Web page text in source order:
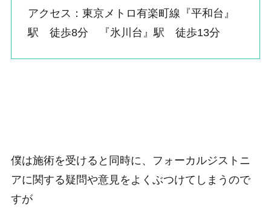
アクセス：東京メトロ有楽町線『平和台』
駅 徒歩8分 『氷川台』駅 徒歩13分
僕は施術を受けると同時に、フォーカルジストニ
アに関する疑問や意見をよくぶつけてしまうので
すが